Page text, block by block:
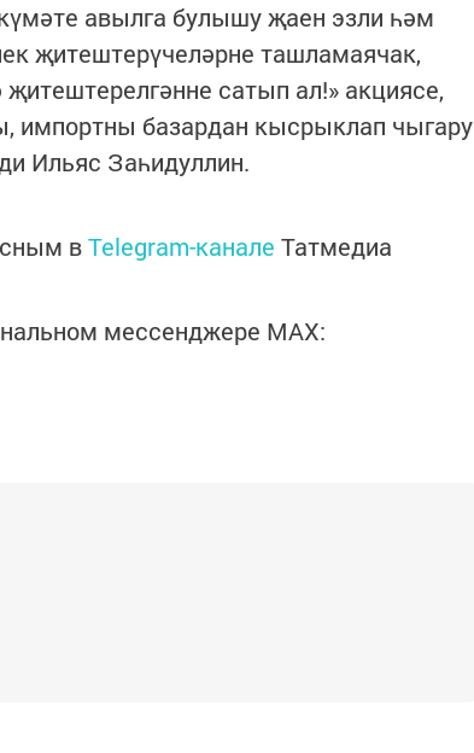
авылга булышу җаен эзли һәм
җитештерүчеләрне ташламаячак,
сатып ал!» акциясе,
импортны базардан кысрыклап чыгару
Ильяс Заһидуллин.
вTelegram-канале Татмедиа
мессенджере MАХ: